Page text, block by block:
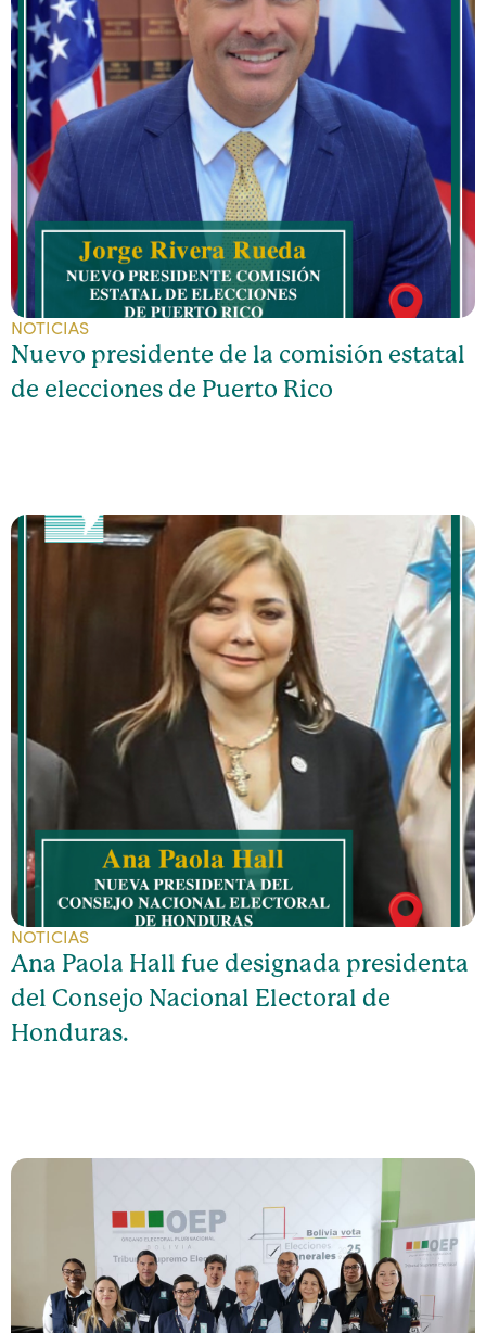
NOTICIAS
Nuevo presidente de la comisión estatal
de elecciones de Puerto Rico
NOTICIAS
Ana Paola Hall fue designada presidenta
del Consejo Nacional Electoral de
Honduras.